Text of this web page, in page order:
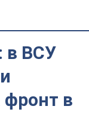
в ВСУ
фронт в